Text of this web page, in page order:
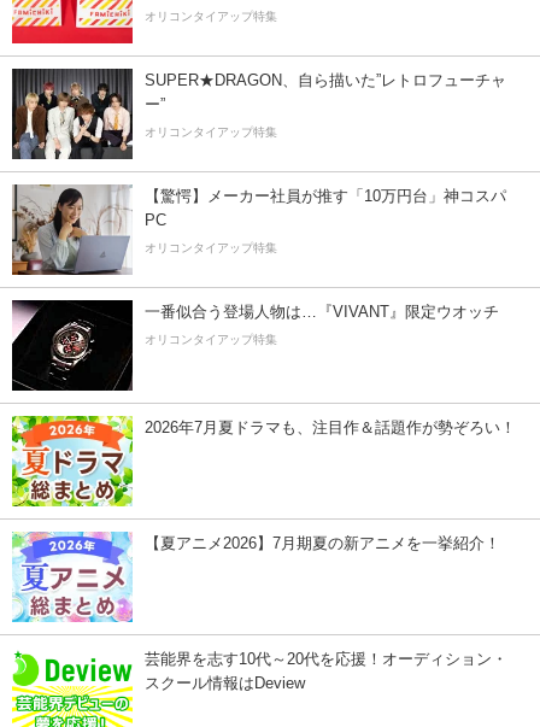
オリコンタイアップ特集
SUPER★DRAGON、自ら描いた”レトロフューチャ
ー”
オリコンタイアップ特集
【驚愕】メーカー社員が推す「10万円台」神コスパ
PC
オリコンタイアップ特集
一番似合う登場人物は…『VIVANT』限定ウオッチ
オリコンタイアップ特集
2026年7月夏ドラマも、注目作＆話題作が勢ぞろい！
【夏アニメ2026】7月期夏の新アニメを一挙紹介！
芸能界を志す10代～20代を応援！オーディション・
スクール情報はDeview